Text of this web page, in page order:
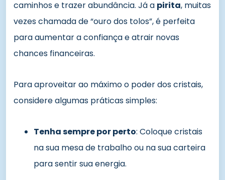
caminhos e trazer abundância. Já a pirita, muitas
vezes chamada de “ouro dos tolos”, é perfeita
para aumentar a confiança e atrair novas
chances financeiras.
Para aproveitar ao máximo o poder dos cristais,
considere algumas práticas simples:
Tenha sempre por perto: Coloque cristais
na sua mesa de trabalho ou na sua carteira
para sentir sua energia.